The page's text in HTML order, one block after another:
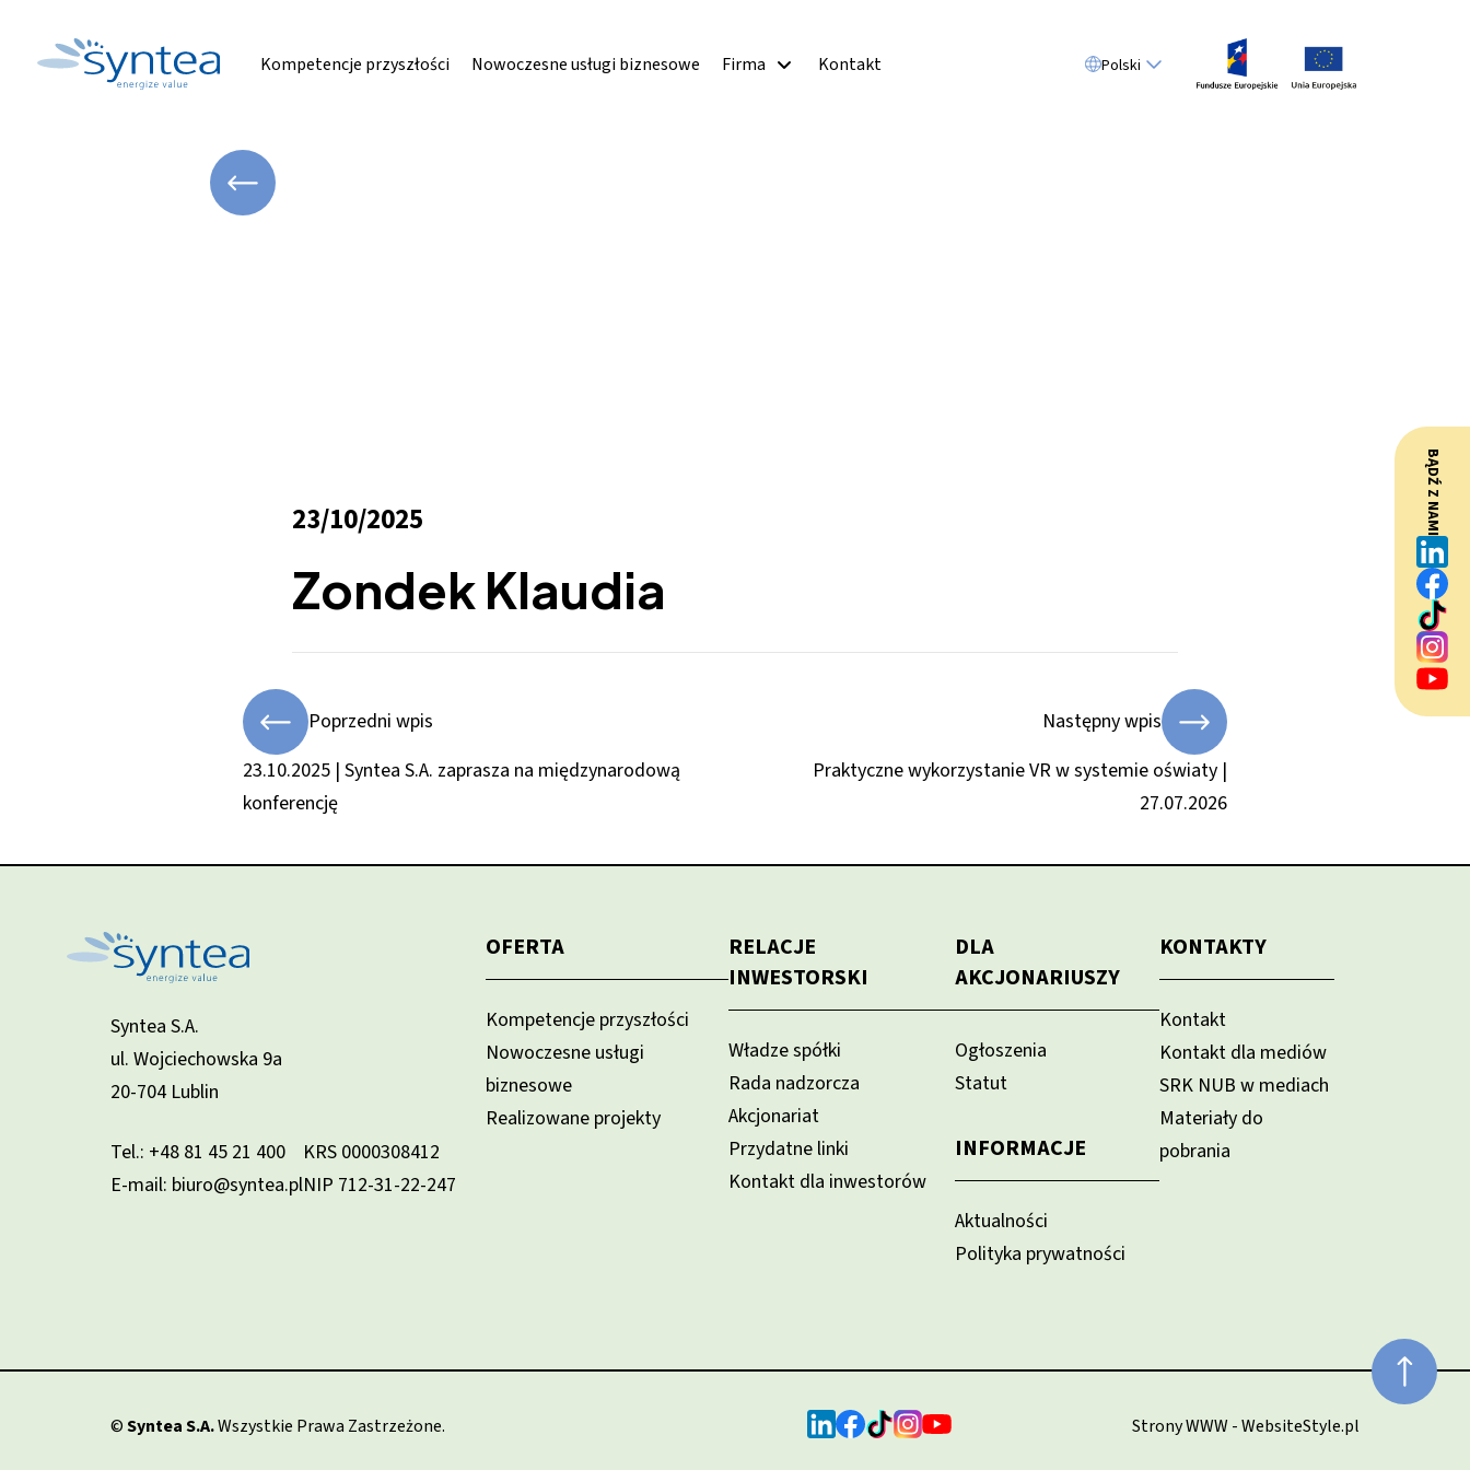
Kompetencje przyszłości Nowoczesne usługi biznesowe Firma Kontakt Polski
WRÓĆ
23/10/2025
Zondek Klaudia
Poprzedni wpis
23.10.2025 | Syntea S.A. zaprasza na międzynarodową
konferencję
Następny wpis
Praktyczne wykorzystanie VR w systemie oświaty |
27.07.2026
BĄDŹ Z NAMI
Syntea S.A.
ul. Wojciechowska 9a
20-704 Lublin
Tel.: +48 81 45 21 400
E-mail: biuro@syntea.pl
KRS 0000308412
NIP 712-31-22-247
OFERTA
Kompetencje przyszłości
Nowoczesne usługi
biznesowe
Realizowane projekty
RELACJE
INWESTORSKI
Władze spółki
Rada nadzorcza
Akcjonariat
Przydatne linki
Kontakt dla inwestorów
DLA
AKCJONARIUSZY
Ogłoszenia
Statut
INFORMACJE
Aktualności
Polityka prywatności
KONTAKTY
Kontakt
Kontakt dla mediów
SRK NUB w mediach
Materiały do
pobrania
©Syntea S.A.Wszystkie Prawa Zastrzeżone. Strony WWW - WebsiteStyle.pl